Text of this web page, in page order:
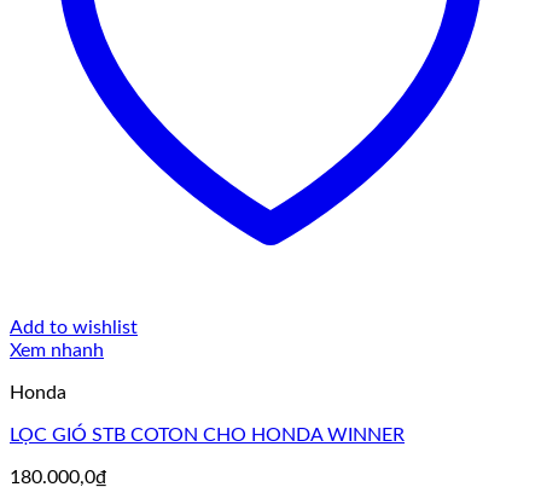
Add to wishlist
Xem nhanh
Honda
LỌC GIÓ STB COTON CHO HONDA WINNER
180.000,0₫